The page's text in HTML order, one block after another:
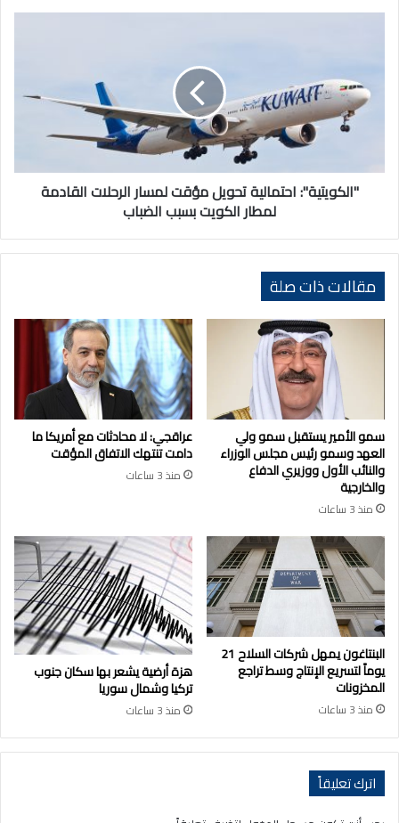
مؤقت
لمسار
الرحلات
القادمة
الكويت
"الكويتية": احتمالية تحويل مؤقت لمسار الرحلات القادمة
لمطار الكويت بسبب الضباب
مقالات ذات صلة
سمو الأمير يستقبل سمو ولي
العهد وسمو رئيس مجلس الوزراء
والنائب الأول ووزيري الدفاع
والخارجية
منذ 3 ساعات
عراقجي: لا محادثات مع أمريكا ما
دامت تنتهك الاتفاق المؤقت
منذ 3 ساعات
البنتاغون يمهل شركات السلاح 21
يوماً لتسريع الإنتاج وسط تراجع
المخزونات
منذ 3 ساعات
هزة أرضية يشعر بها سكان جنوب
تركيا وشمال سوريا
منذ 3 ساعات
اترك تعليقاً